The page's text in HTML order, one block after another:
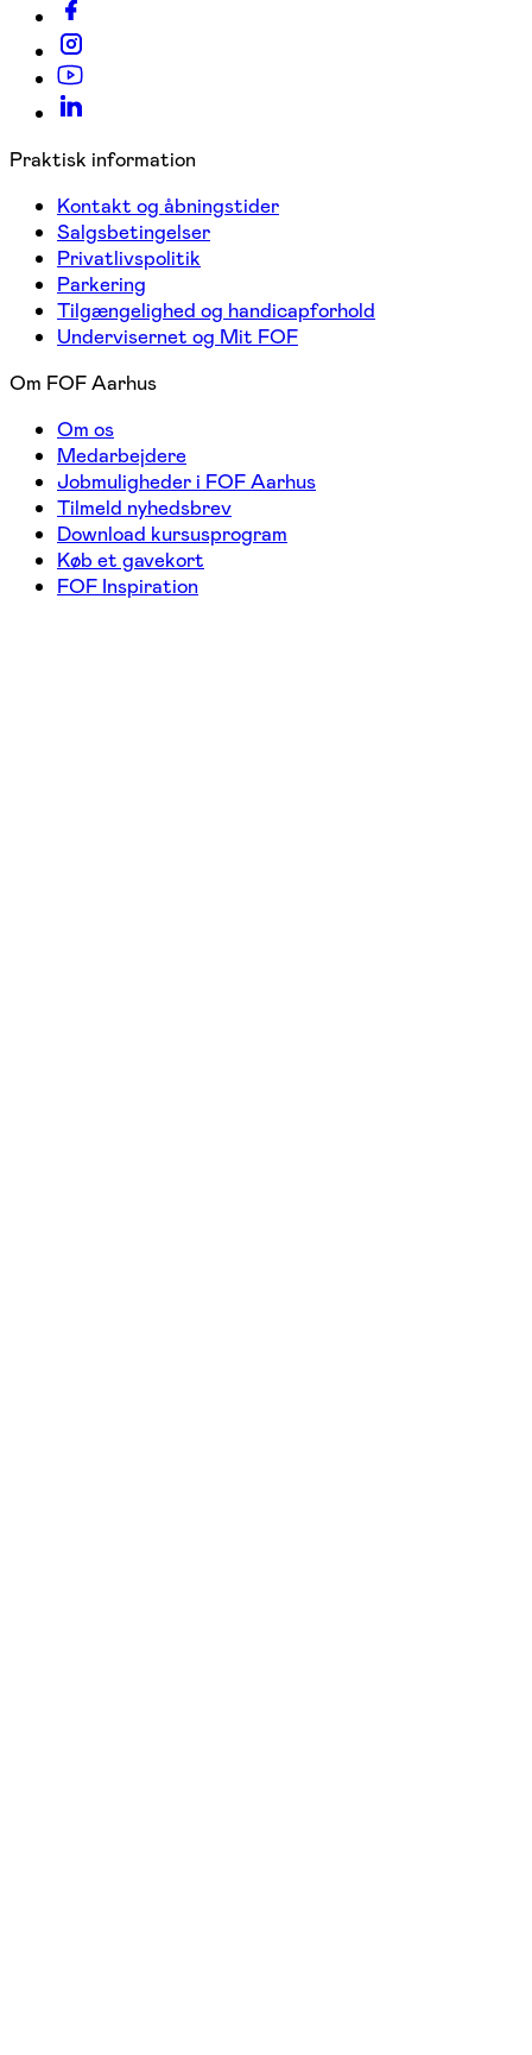
Praktisk information
Kontakt og åbningstider
Salgsbetingelser
Privatlivspolitik
Parkering
Tilgængelighed og handicapforhold
Undervisernet og Mit FOF
Om FOF Aarhus
Om os
Medarbejdere
Jobmuligheder i FOF Aarhus
Tilmeld nyhedsbrev
Download kursusprogram
Køb et gavekort
FOF Inspiration